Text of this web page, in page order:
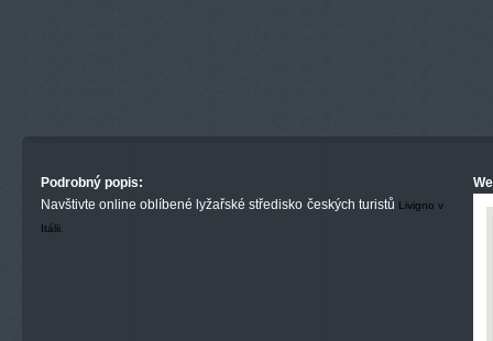
Podrobný popis:
Navštivte online oblíbené lyžařské středisko českých turistů Livigno v
Itálii.